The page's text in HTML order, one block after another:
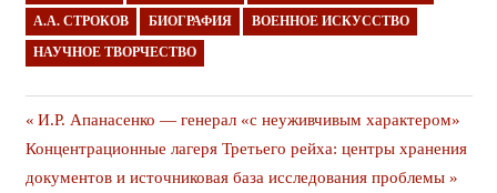
А.А. СТРОКОВ БИОГРАФИЯ ВОЕННОЕ ИСКУССТВО
НАУЧНОЕ ТВОРЧЕСТВО
Навигация
по
Предыдущая
публикация
И.Р. Апанасенко — генерал «с неуживчивым характером»
Следующая
публикация
Концентрационные лагеря Третьего рейха: центры хранения
документов и источниковая база исследования проблемы